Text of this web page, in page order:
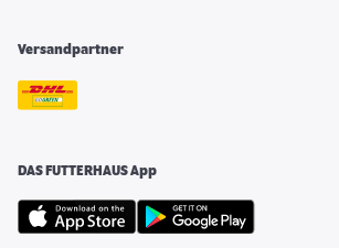
Versandpartner
DAS FUTTERHAUS App